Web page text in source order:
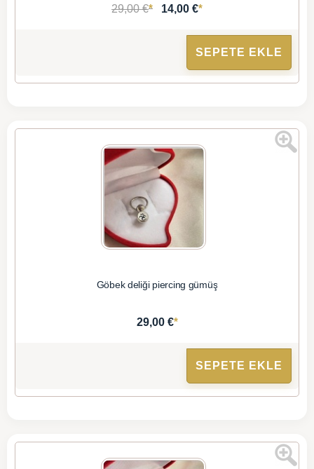
29,00 €* 14,00 €*
SEPETE EKLE
Göbek deliği piercing gümüş
29,00 €*
SEPETE EKLE